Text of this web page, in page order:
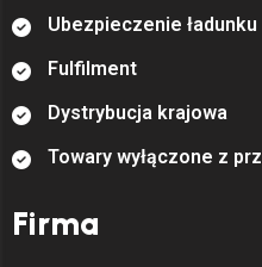
Ubezpieczenie ładunku
Fulflment
Dystrybucja krajowa
Towary wyłączone z prz
Firma